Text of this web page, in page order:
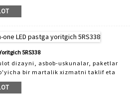
yo'naltirilgan" etakchi LED yoritgichlar
30 ta ilmiy-tadqiqot xodimlari bilan
loyihalashtiramiz va ishlab
mahalliy yoritgichlar, tijorat
o'z ichiga oladi. Lediant
mahsulotlar asbob-uskunalar bilan
xos innovatsiyalarga ega ...
5RS338
dizayni, asbob-uskunalar, paketlar
bir martalik xizmatni taklif eta
LED yoritgichlar ishlab
da ishlab chiqarilgan barcha led